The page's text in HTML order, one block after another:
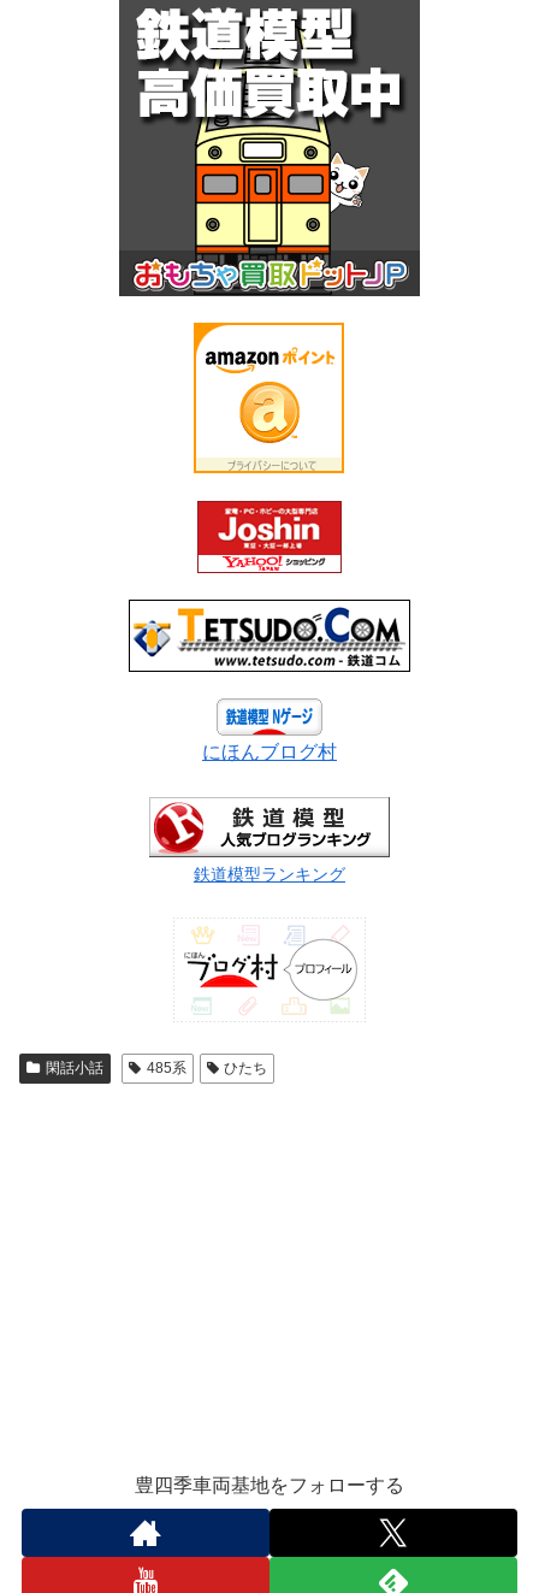
にほんブログ村
鉄道模型ランキング
閑話小話 485系 ひたち
豊四季車両基地をフォローする